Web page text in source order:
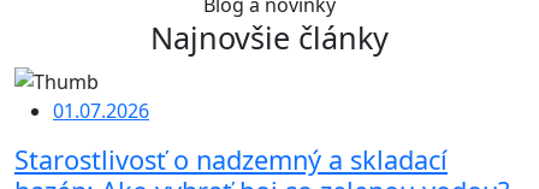
Najnovšie články
01.07.2026
Starostlivosť o nadzemný a skladací